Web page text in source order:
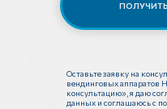
Оставьте заявку на
вендинговых аппаратов
консультацию», я даю
данных и соглашаюсь с